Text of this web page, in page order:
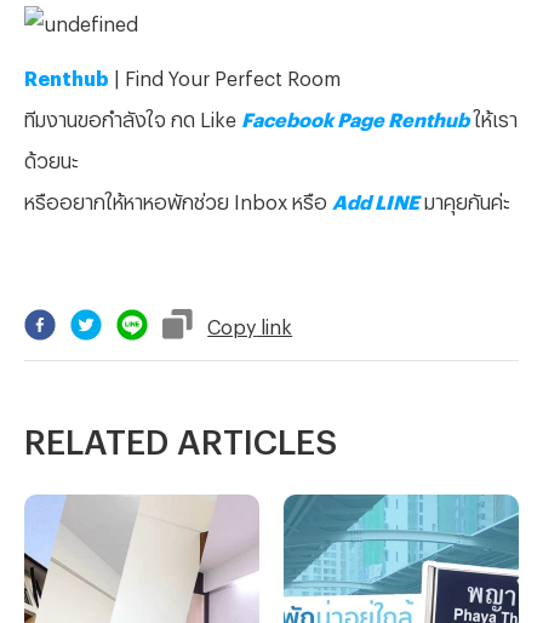
Renthub | Find Your Perfect Room
ทีมงานขอกำลังใจ กด Like Facebook Page Renthubให้เรา
ด้วยนะ
หรืออยากให้หาหอพักช่วย Inbox หรือ Add LINEมาคุยกันค่ะ
Copy link
RELATED ARTICLES